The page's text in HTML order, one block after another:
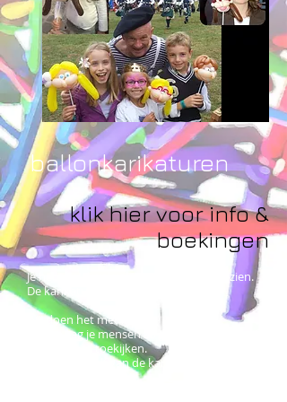
ballonkarikaturen
klik hier voor info &
boekingen
Je hebt ze al wel vaker aan het werk gezien.
De karikaturist!
Wij doen het met latex!
Zelden zag je mensen zo geboeid, verrast of
verwonderd toekijken.
Het maken zelf van de karikatuur zorgt
alvast voor hylariteit.